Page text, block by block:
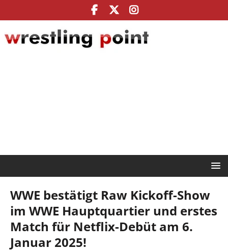
WWE bestätigt Raw Kickoff-Show
im WWE Hauptquartier und erstes
Match für Netflix-Debüt am 6.
Januar 2025!